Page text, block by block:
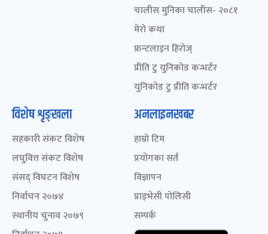
चालीस मुनिका चालीस- २०८१
मेरो कथा
फ्रन्टलाइन हिरोज्
प्रीति टु युनिकोड कन्भर्टर
युनिकोड टु प्रीति कन्भर्टर
विशेष शृङ्खला
सहकारी संकट विशेष
लघुवित्त संकट विशेष
संसद् विघटन विशेष
निर्वाचन २०७४
स्थानीय चुनाव २०७९
अनलाइनखबर
हाम्रो टिम
प्रयोगका सर्त
विज्ञापन
प्राइभेसी पोलिसी
सम्पर्क